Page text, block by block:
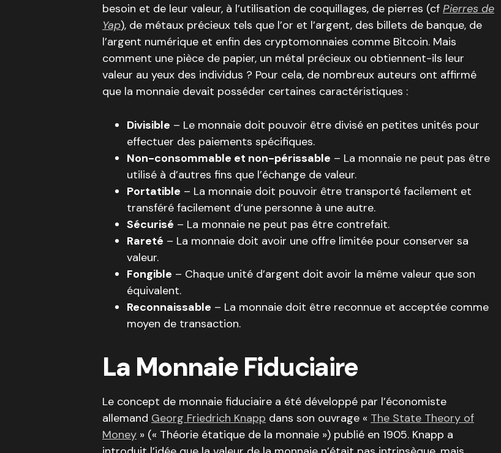
besoin et de leur valeur, à l’utilisation de coquillages, de pierres (cf Pierres de
Yap), de métaux précieux tels que l’or et l’argent, des billets de banque, de
l’argent numérique et enfin des cryptomonnaies comme Bitcoin. Mais
comment une pièce de papier, un métal précieux ou obtiennent-ils leur
valeur au yeux des individus ? Pour cela, de nombreux auteurs ont affirmé
que la monnaie devait posséder certaines caractéristiques :
Divisible – Le monnaie doit pouvoir être divisé en petites unités pour
effectuer des paiements spécifiques.
Non-consommable et non-périssable – La monnaie ne peut pas être
utilisé à d’autres fins que l’échange de valeur.
Portatible – La monnaie doit pouvoir être transporté facilement et
transféré facilement d’une personne à une autre.
Sécurisé – La monnaie ne peut pas être contrefait.
Rareté – La monnaie doit avoir une offre limitée pour conserver sa
valeur.
Fongible – Chaque unité d’argent doit avoir la même valeur que son
équivalent.
Reconnaissable – La monnaie doit être reconnue et acceptée comme
moyen de transaction.
La Monnaie Fiduciaire
Le concept de monnaie fiduciaire a été développé par l’économiste
allemand Georg Friedrich Knapp dans son ouvrage « The State Theory of
Money » (« Théorie étatique de la monnaie ») publié en 1905. Knapp a